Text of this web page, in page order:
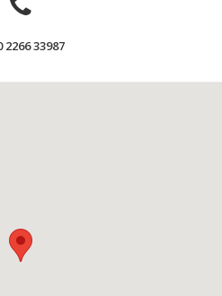
2266 33987